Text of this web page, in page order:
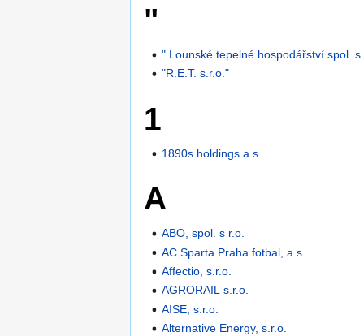
"
" Lounské tepelné hospodářství spol. s
"R.E.T. s.r.o."
1
1890s holdings a.s.
A
ABO, spol. s r.o.
AC Sparta Praha fotbal, a.s.
Affectio, s.r.o.
AGRORAIL s.r.o.
AISE, s.r.o.
Alternative Energy, s.r.o.